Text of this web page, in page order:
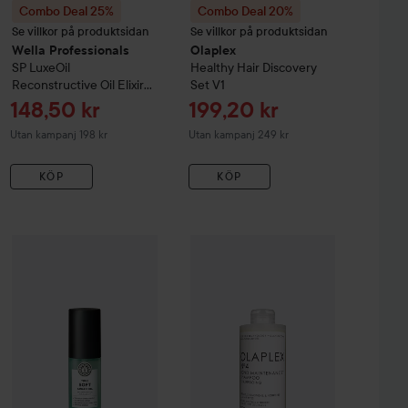
Combo Deal 25%
Se villkor på produktsidan
Wella Professionals
SP LuxeOil
Reconstructive Oil Elixir
100 ml
Reapris
148,50 kr
Utan kampanj 198 kr
KÖP
Combo Deal 20%
Se villkor på produktsidan
Olaplex
Healthy Hair Discovery
Set V1
Reapris
199,20 kr
Utan kampanj 249 kr
KÖP